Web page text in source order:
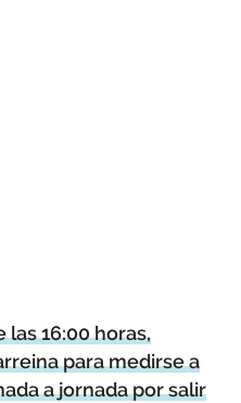
las 16:00 horas,
para medirse a
a jornada por salir